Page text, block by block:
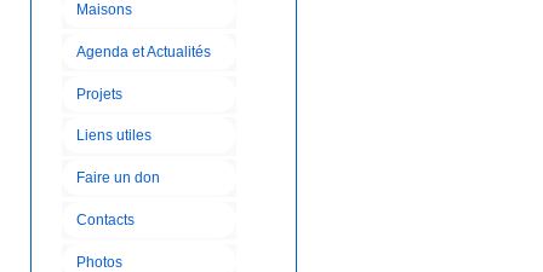
Maisons
Agenda et Actualités
Projets
Liens utiles
Faire un don
Contacts
Photos